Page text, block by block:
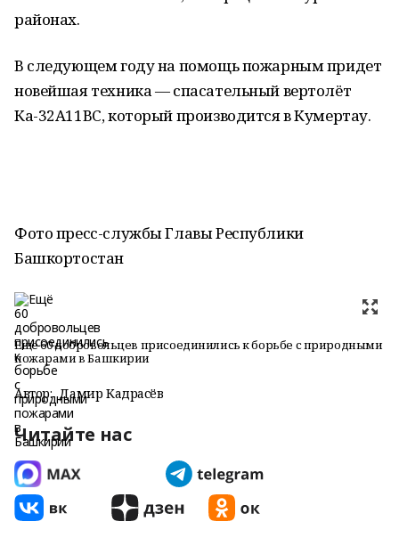
районах.
В следующем году на помощь пожарным придет
новейшая техника — спасательный вертолёт
Ка-32А11ВС, который производится в Кумертау.
Фото пресс-службы Главы Республики
Башкортостан
Ещё 60 добровольцев присоединились к борьбе с природными
пожарами в Башкирии
Автор: Дамир Кадрасёв
Читайте нас